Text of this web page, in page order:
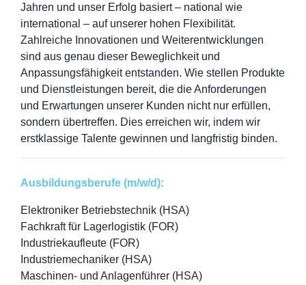
Jahren und unser Erfolg basiert – national wie
international – auf unserer hohen Flexibilität.
Zahlreiche Innovationen und Weiterentwicklungen
sind aus genau dieser Beweglichkeit und
Anpassungsfähigkeit entstanden. Wie stellen Produkte
und Dienstleistungen bereit, die die Anforderungen
und Erwartungen unserer Kunden nicht nur erfüllen,
sondern übertreffen. Dies erreichen wir, indem wir
erstklassige Talente gewinnen und langfristig binden.
Ausbildungsberufe (m/w/d):
Elektroniker Betriebstechnik (HSA)
Fachkraft für Lagerlogistik (FOR)
Industriekaufleute (FOR)
Industriemechaniker (HSA)
Maschinen- und Anlagenführer (HSA)